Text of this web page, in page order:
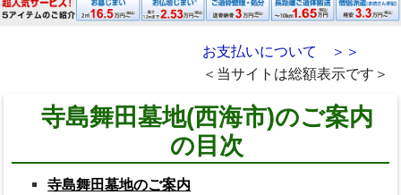
お支払いについて ＞＞
＜当サイトは総額表示です＞
寺島舞田墓地(西海市)のご案内
の目次
寺島舞田墓地のご案内